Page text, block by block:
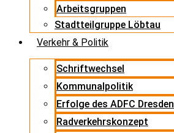
Arbeitsgruppen
Stadtteilgruppe Löbtau
Verkehr & Politik
Schriftwechsel
Kommunalpolitik
Erfolge des ADFC Dresden
Radverkehrskonzept